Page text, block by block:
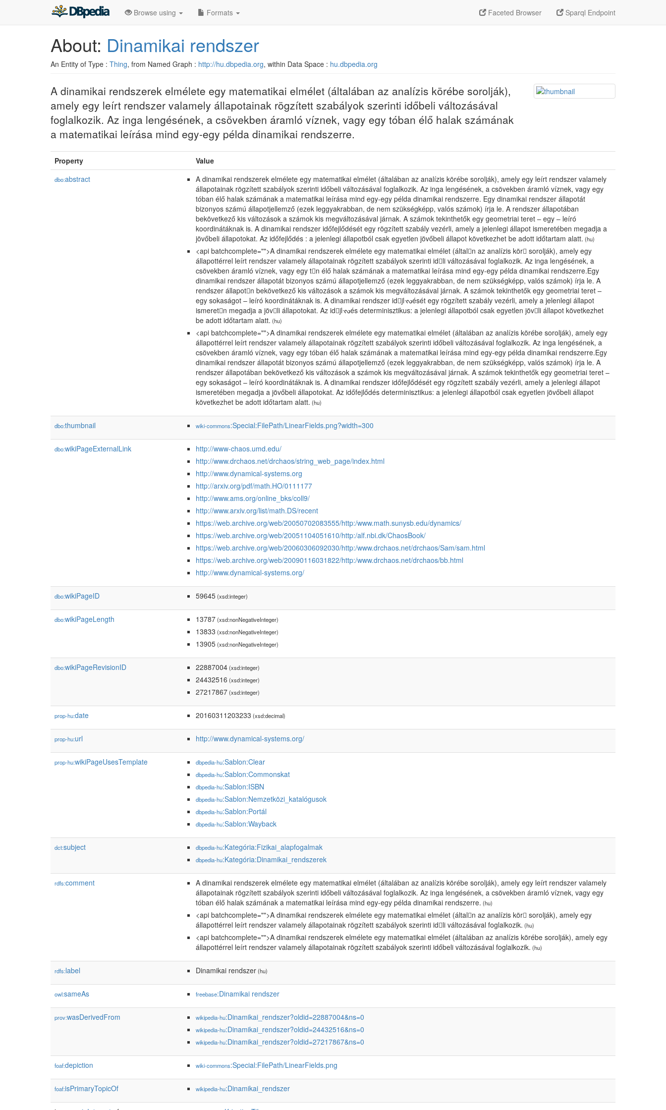
Faceted Browser Sparql Endpoint
Browse using Formats
About: Dinamikai rendszer
An Entity of Type : Thing, from Named Graph : http://hu.dbpedia.org, within Data Space : hu.dbpedia.org
A dinamikai rendszerek elmélete egy matematikai elmélet (általában az analízis körébe sorolják),
amely egy leírt rendszer valamely állapotainak rögzített szabályok szerinti időbeli változásával
foglalkozik. Az inga lengésének, a csövekben áramló víznek, vagy egy tóban élő halak számának
a matematikai leírása mind egy-egy példa dinamikai rendszerre.
Property Value
dbo:abstract
A dinamikai rendszerek elmélete egy matematikai elmélet (általában az analízis körébe sorolják), amely egy leírt rendszer valamely
állapotainak rögzített szabályok szerinti időbeli változásával foglalkozik. Az inga lengésének, a csövekben áramló víznek, vagy egy
tóban élő halak számának a matematikai leírása mind egy-egy példa dinamikai rendszerre. Egy dinamikai rendszer állapotát
bizonyos számú állapotjellemző (ezek leggyakrabban, de nem szükségképp, valós számok) írja le. A rendszer állapotában
bekövetkező kis változások a számok kis megváltozásával járnak. A számok tekinthetők egy geometriai teret – egy – leíró
koordinátáknak is. A dinamikai rendszer időfejlődését egy rögzített szabály vezérli, amely a jelenlegi állapot ismeretében megadja a
jövőbeli állapotokat. Az időfejlődés : a jelenlegi állapotból csak egyetlen jövőbeli állapot következhet be adott időtartam alatt. (hu)
<api batchcomplete="">A dinamikai rendszerek elmélete egy matematikai elmélet (általn az analízis kör sorolják), amely egy
állapottérrel leírt rendszer valamely állapotainak rögzített szabályok szerinti id𕆾li változásával foglalkozik. Az inga lengésének, a
csövekben áramló víznek, vagy egy tn élő halak számának a matematikai leírása mind egy-egy példa dinamikai rendszerre.Egy
dinamikai rendszer állapotát bizonyos számú állapotjellemző (ezek leggyakrabban, de nem szükségképp, valós számok) írja le. A
rendszer állapotn bekövetkező kis változások a számok kis megváltozásával járnak. A számok tekinthetők egy geometriai teret –
egy sokaságot – leíró koordinátáknak is. A dinamikai rendszer id𕇾jlᔝését egy rögzített szabály vezérli, amely a jelenlegi állapot
ismeretn megadja a jöv𕆾li állapotokat. Az id𕇾jlᔝés determinisztikus: a jelenlegi állapotból csak egyetlen jöv𕆾li állapot következhet
be adott időtartam alatt. (hu)
<api batchcomplete="">A dinamikai rendszerek elmélete egy matematikai elmélet (általában az analízis körébe sorolják), amely egy
állapottérrel leírt rendszer valamely állapotainak rögzített szabályok szerinti időbeli változásával foglalkozik. Az inga lengésének, a
csövekben áramló víznek, vagy egy tóban élő halak számának a matematikai leírása mind egy-egy példa dinamikai rendszerre.Egy
dinamikai rendszer állapotát bizonyos számú állapotjellemző (ezek leggyakrabban, de nem szükségképp, valós számok) írja le. A
rendszer állapotában bekövetkező kis változások a számok kis megváltozásával járnak. A számok tekinthetők egy geometriai teret –
egy sokaságot – leíró koordinátáknak is. A dinamikai rendszer időfejlődését egy rögzített szabály vezérli, amely a jelenlegi állapot
ismeretében megadja a jövőbeli állapotokat. Az időfejlődés determinisztikus: a jelenlegi állapotból csak egyetlen jövőbeli állapot
következhet be adott időtartam alatt. (hu)
dbo:thumbnail wiki-commons:Special:FilePath/LinearFields.png?width=300
dbo:wikiPageExternalLink
http://www-chaos.umd.edu/
http://www.drchaos.net/drchaos/string_web_page/index.html
http://www.dynamical-systems.org
http://arxiv.org/pdf/math.HO/0111177
http://www.ams.org/online_bks/coll9/
http://www.arxiv.org/list/math.DS/recent
https://web.archive.org/web/20050702083555/http:/www.math.sunysb.edu/dynamics/
https://web.archive.org/web/20051104051610/http:/alf.nbi.dk/ChaosBook/
https://web.archive.org/web/20060306092030/http:/www.drchaos.net/drchaos/Sam/sam.html
https://web.archive.org/web/20090116031822/http:/www.drchaos.net/drchaos/bb.html
http://www.dynamical-systems.org/
dbo:wikiPageID 59645(xsd:integer)
dbo:wikiPageLength 13787(xsd:nonNegativeInteger)
13833 (xsd:nonNegativeInteger)
13905(xsd:nonNegativeInteger)
dbo:wikiPageRevisionID 22887004(xsd:integer)
24432516 (xsd:integer)
27217867(xsd:integer)
prop-hu:date 20160311203233 (xsd:decimal)
prop-hu:url http://www.dynamical-systems.org/
prop-hu:wikiPageUsesTemplate dbpedia-hu:Sablon:Clear
dbpedia-hu:Sablon:Commonskat
dbpedia-hu:Sablon:ISBN
dbpedia-hu:Sablon:Nemzetközi_katalógusok
dbpedia-hu:Sablon:Portál
dbpedia-hu:Sablon:Wayback
dct:subject dbpedia-hu:Kategória:Fizikai_alapfogalmak
dbpedia-hu:Kategória:Dinamikai_rendszerek
rdfs:comment
A dinamikai rendszerek elmélete egy matematikai elmélet (általában az analízis körébe sorolják), amely egy leírt rendszer valamely
állapotainak rögzített szabályok szerinti időbeli változásával foglalkozik. Az inga lengésének, a csövekben áramló víznek, vagy egy
tóban élő halak számának a matematikai leírása mind egy-egy példa dinamikai rendszerre. (hu)
<api batchcomplete="">A dinamikai rendszerek elmélete egy matematikai elmélet (általn az analízis kör sorolják), amely egy
állapottérrel leírt rendszer valamely állapotainak rögzített szabályok szerinti id𕆾li változásával foglalkozik. (hu)
<api batchcomplete="">A dinamikai rendszerek elmélete egy matematikai elmélet (általában az analízis körébe sorolják), amely egy
állapottérrel leírt rendszer valamely állapotainak rögzített szabályok szerinti időbeli változásával foglalkozik. (hu)
rdfs:label Dinamikai rendszer(hu)
owl:sameAs freebase:Dinamikai rendszer
prov:wasDerivedFrom wikipedia-hu:Dinamikai_rendszer?oldid=22887004&ns=0
wikipedia-hu:Dinamikai_rendszer?oldid=24432516&ns=0
wikipedia-hu:Dinamikai_rendszer?oldid=27217867&ns=0
foaf:depiction wiki-commons:Special:FilePath/LinearFields.png
foaf:isPrimaryTopicOf wikipedia-hu:Dinamikai_rendszer